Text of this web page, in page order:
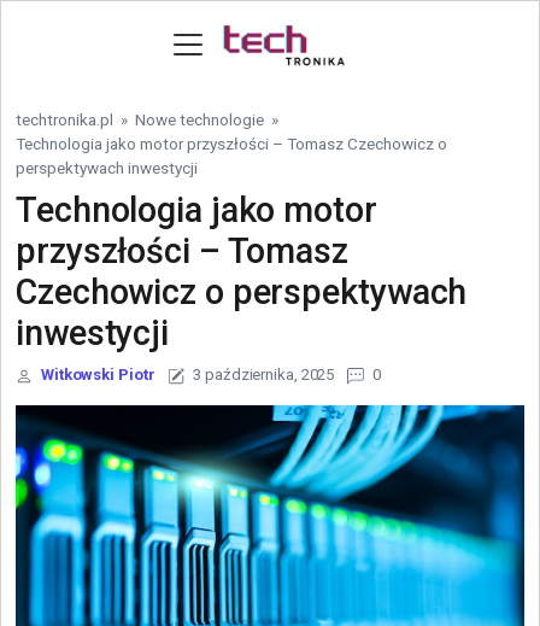
techtronika.pl » Nowe technologie »
Technologia jako motor przyszłości – Tomasz Czechowicz o
perspektywach inwestycji
Technologia jako motor
przyszłości – Tomasz
Czechowicz o perspektywach
inwestycji
Witkowski Piotr 3 października, 2025 0